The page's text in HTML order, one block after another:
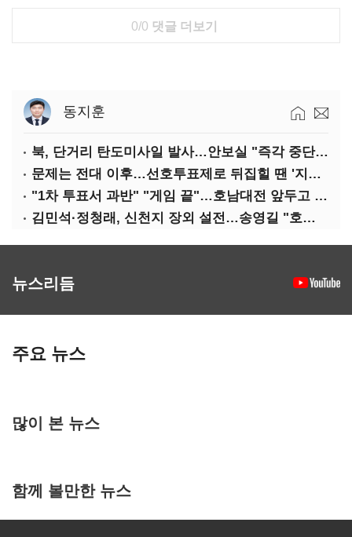
0/0 댓글 더보기
동지훈
북, 단거리 탄도미사일 발사…안보실 "즉각 중단 촉구"
문제는 전대 이후…선호투표제로 뒤집힐 땐 '지지층 불복'
"1차 투표서 과반" "게임 끝"…호남대전 앞두고 '충돌'
김민석·정청래, 신천지 장외 설전…송영길 "호남 계몽 규탄"
뉴스리듬
주요 뉴스
많이 본 뉴스
함께 볼만한 뉴스